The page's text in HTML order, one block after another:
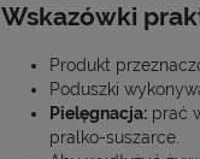
Wskazówki
Produkt
Poduszki
Pielęgnacja: prać
pralko-suszarce.